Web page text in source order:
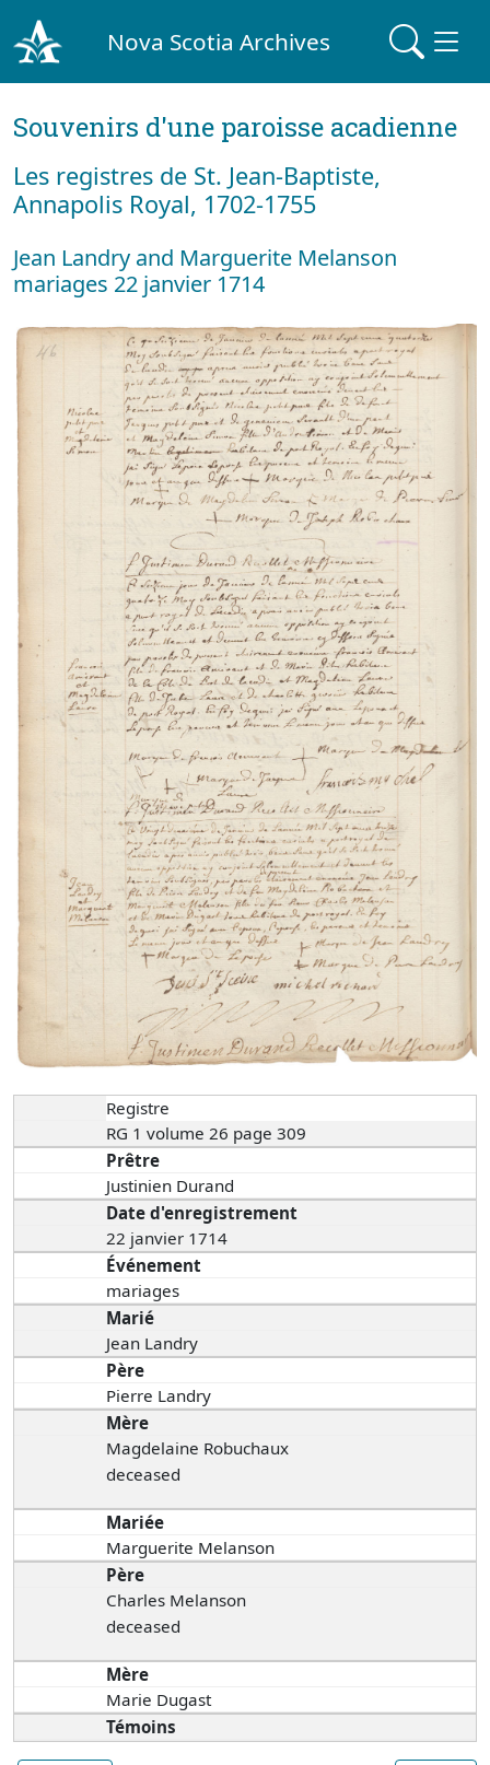
Nova Scotia Archives
Souvenirs d'une paroisse acadienne
Les registres de St. Jean-Baptiste,
Annapolis Royal, 1702-1755
Jean Landry and Marguerite Melanson
mariages 22 janvier 1714
Registre
RG 1 volume 26 page 309
Prêtre
Justinien Durand
Date d'enregistrement
22 janvier 1714
Événement
mariages
Marié
Jean Landry
Père
Pierre Landry
Mère
Magdelaine Robuchaux
deceased
Mariée
Marguerite Melanson
Père
Charles Melanson
deceased
Mère
Marie Dugast
Témoins